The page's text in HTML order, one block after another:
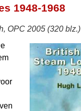
1948-1968
OPC 2005 (320 blz.)